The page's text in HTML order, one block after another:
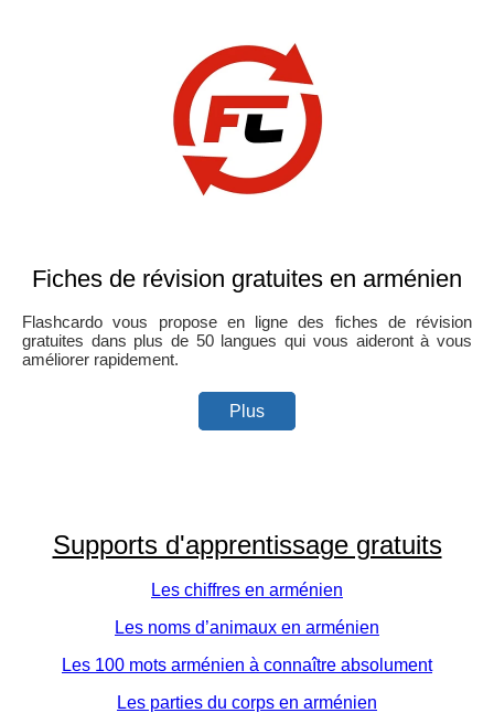
Fiches de révision gratuites en arménien
Flashcardo vous propose en ligne des fiches de révision
gratuites dans plus de 50 langues qui vous aideront à vous
améliorer rapidement.
Plus
Supports d'apprentissage gratuits
Les chiffres en arménien
Les noms d’animaux en arménien
Les 100 mots arménien à connaître absolument
Les parties du corps en arménien